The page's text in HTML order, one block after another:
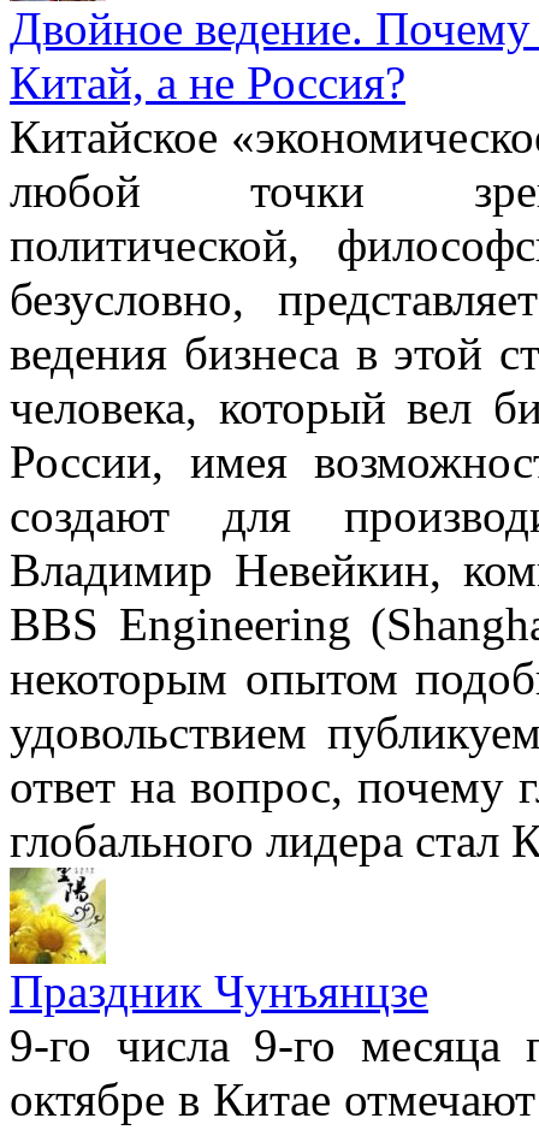
Двойное ведение.
Китай, а не Россия?
Китайское
любой точки
политической,
безусловно,
ведения бизнеса в этой
человека, который вел
России, имея
создают для
Владимир Невейкин,
BBS Engineering
некоторым опытом
удовольствием
ответ на вопрос, почему
глобального лидера стал
Праздник Чунъянцзе
9-го числа 9-го
октябре в Китае